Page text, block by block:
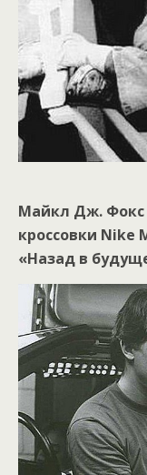
Майкл Дж. Фокс
кроссовки Nike
«Назад в